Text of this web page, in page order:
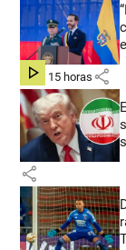
hace 15 horas share
share